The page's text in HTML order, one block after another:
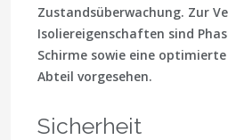
Zustandsüberwachung. Zur
Isoliereigenschaften sind
Schirme sowie eine
Abteil vorgesehen.
Sicherheit